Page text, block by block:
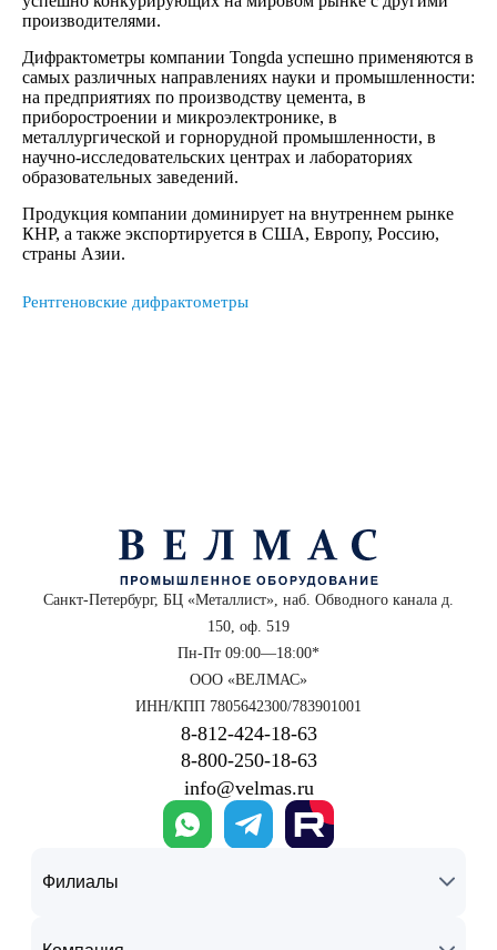
производителями.
Дифрактометры компании Tongda успешно применяются в
самых различных направлениях науки и промышленности:
на предприятиях по производству цемента, в
приборостроении и микроэлектронике, в
металлургической и горнорудной промышленности, в
научно-исследовательских центрах и лабораториях
образовательных заведений.
Продукция компании доминирует на внутреннем рынке
КНР, а также экспортируется в США, Европу, Россию,
страны Азии.
Рентгеновские дифрактометры
Санкт-Петербург, БЦ «Металлист», наб. Обводного канала д.
150, оф. 519
Пн-Пт 09:00—18:00*
ООО «ВЕЛМАС»
ИНН/КПП 7805642300/783901001
8‑812‑424‑18‑63
8‑800‑250‑18‑63
info@velmas.ru
Филиалы